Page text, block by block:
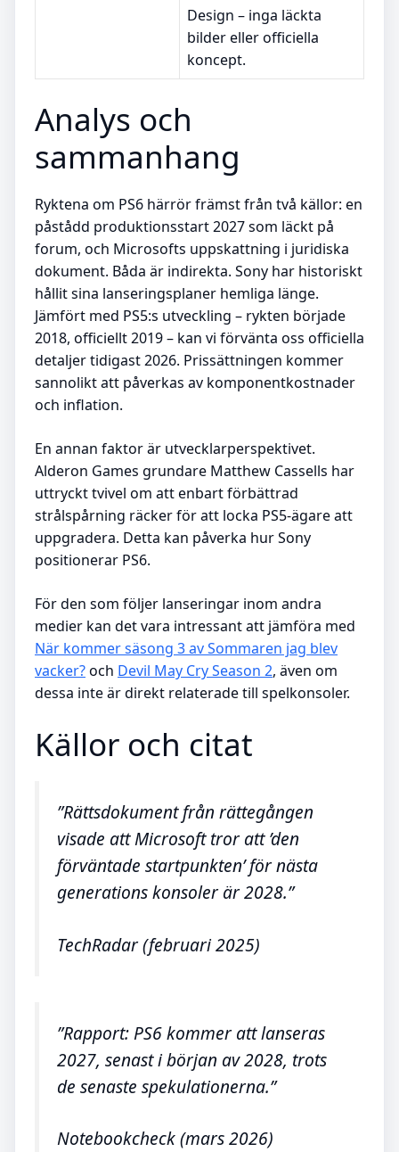
Design – inga läckta
bilder eller officiella
koncept.
Analys och
sammanhang
Ryktena om PS6 härrör främst från två källor: en
påstådd produktionsstart 2027 som läckt på
forum, och Microsofts uppskattning i juridiska
dokument. Båda är indirekta. Sony har historiskt
hållit sina lanseringsplaner hemliga länge.
Jämfört med PS5:s utveckling – rykten började
2018, officiellt 2019 – kan vi förvänta oss officiella
detaljer tidigast 2026. Prissättningen kommer
sannolikt att påverkas av komponentkostnader
och inflation.
En annan faktor är utvecklarperspektivet.
Alderon Games grundare Matthew Cassells har
uttryckt tvivel om att enbart förbättrad
strålspårning räcker för att locka PS5-ägare att
uppgradera. Detta kan påverka hur Sony
positionerar PS6.
För den som följer lanseringar inom andra
medier kan det vara intressant att jämföra med
När kommer säsong 3 av Sommaren jag blev
vacker?och Devil May Cry Season 2, även om
dessa inte är direkt relaterade till spelkonsoler.
Källor och citat
”Rättsdokument från rättegången
visade att Microsoft tror att ’den
förväntade startpunkten’ för nästa
generations konsoler är 2028.”
TechRadar (februari 2025)
”Rapport: PS6 kommer att lanseras
2027, senast i början av 2028, trots
de senaste spekulationerna.”
Notebookcheck (mars 2026)